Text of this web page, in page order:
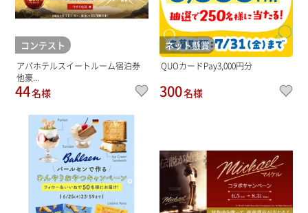
コンテスト
アパホテルスイートルーム宿泊券
他豪...
44名様
ネット懸賞
QUOカードPay3,000円分
300名様